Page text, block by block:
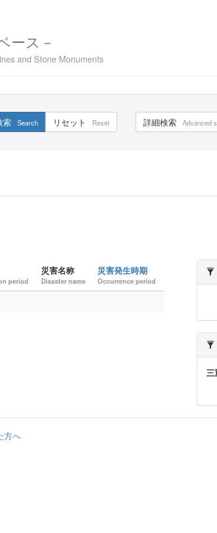
ース－
and Stone Monuments
索 Search リセット Reset 詳細検索 Advanced
period
災害名称
Disaster name
災害発生時期
Occurrence period
三
方へ